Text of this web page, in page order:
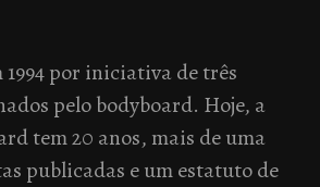
1994 por iniciativa de três
pelo bodyboard. Hoje, a
tem 20 anos, mais de uma
publicadas e um estatuto de